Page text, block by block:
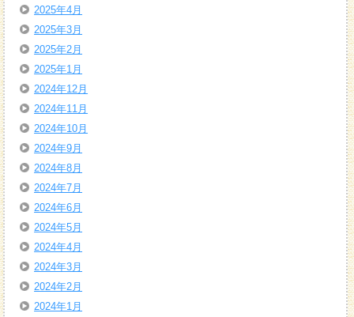
2025年4月
2025年3月
2025年2月
2025年1月
2024年12月
2024年11月
2024年10月
2024年9月
2024年8月
2024年7月
2024年6月
2024年5月
2024年4月
2024年3月
2024年2月
2024年1月